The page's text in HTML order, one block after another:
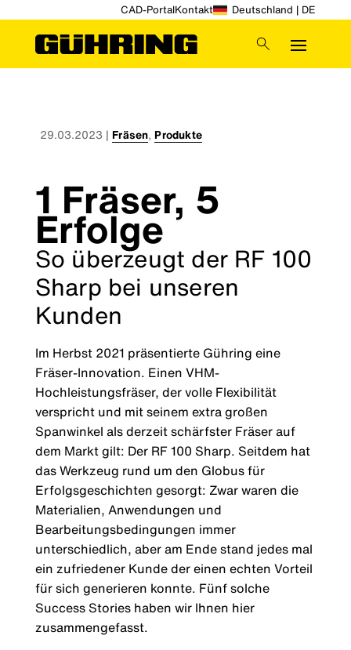
CAD-PortalKontakt Deutschland | DE
29.03.2023 |Fräsen,Produkte
1 Fräser, 5
Erfolge
So überzeugt der RF 100
Sharp bei unseren
Kunden
Im Herbst 2021 präsentierte Gühring eine
Fräser-Innovation. Einen VHM-
Hochleistungsfräser, der volle Flexibilität
verspricht und mit seinem extra großen
Spanwinkel als derzeit schärfster Fräser auf
dem Markt gilt: Der RF 100 Sharp. Seitdem hat
das Werkzeug rund um den Globus für
Erfolgsgeschichten gesorgt: Zwar waren die
Materialien, Anwendungen und
Bearbeitungsbedingungen immer
unterschiedlich, aber am Ende stand jedes mal
ein zufriedener Kunde der einen echten Vorteil
für sich generieren konnte. Fünf solche
Success Stories haben wir Ihnen hier
zusammengefasst.